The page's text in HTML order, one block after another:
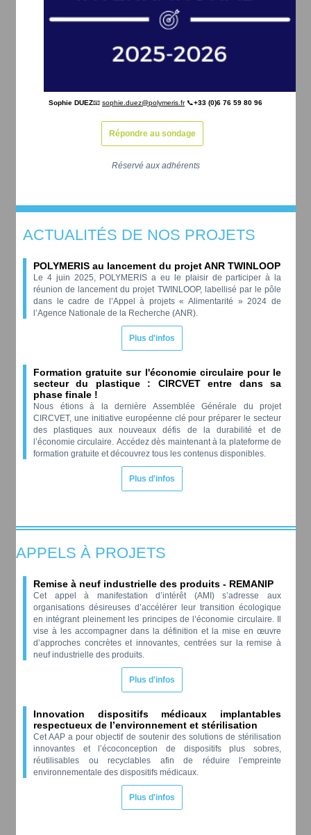
Sophie DUEZ📧 sophie.duez@polymeris.fr📞+33 (0)6 76 59 80 96
Répondre au sondage
Réservé aux adhérents
ACTUALITÉS DE NOS PROJETS
POLYMERIS au lancement du projet ANR TWINLOOP
Le 4 juin 2025, POLYMERIS a eu le plaisir de participer à la
réunion de lancement du projet TWINLOOP, labellisé par le pôle
dans le cadre de l’Appel à projets « Alimentarité » 2024 de
l’Agence Nationale de la Recherche (ANR).
Plus d'infos
Formation gratuite sur l'économie circulaire pour le
secteur du plastique : CIRCVET entre dans sa
phase finale !
Nous étions à la dernière Assemblée Générale du projet
CIRCVET, une initiative européenne clé pour préparer le secteur
des plastiques aux nouveaux défis de la durabilité et de
l’économie circulaire. Accédez dès maintenant à la plateforme de
formation gratuite et découvrez tous les contenus disponibles.
Plus d'infos
APPELS À PROJETS
Remise à neuf industrielle des produits - REMANIP
Cet appel à manifestation d’intérêt (AMI) s’adresse aux
organisations désireuses d’accélérer leur transition écologique
en intégrant pleinement les principes de l’économie circulaire. Il
vise à les accompagner dans la définition et la mise en œuvre
d’approches concrètes et innovantes, centrées sur la remise à
neuf industrielle des produits.
Plus d'infos
Innovation dispositifs médicaux implantables
respectueux de l’environnement et stérilisation
Cet AAP a pour objectif de soutenir des solutions de stérilisation
innovantes et l’écoconception de dispositifs plus sobres,
réutilisables ou recyclables afin de réduire l’empreinte
environnementale des dispositifs médicaux.
Plus d'infos